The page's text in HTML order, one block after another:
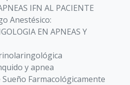
IFN AL PACIENTE
Anestésico:
EN APNEAS Y
y apnea
Sueño Farmacológicamente